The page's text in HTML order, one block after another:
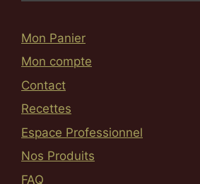
Mon Panier
Mon compte
Contact
Recettes
Espace Professionnel
Nos Produits
FAQ